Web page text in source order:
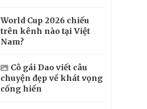
World Cup 2026 chiếu
trên kênh nào tại Việt
Nam?
Cô gái Dao viết câu
chuyện đẹp về khát vọng
cống hiến